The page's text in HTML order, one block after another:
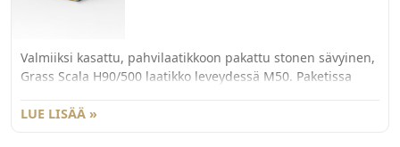
Valmiiksi kasattu, pahvilaatikkoon pakattu stonen sävyinen,
Grass Scala H90/500 laatikko leveydessä M50. Paketissa
käpytapilla.
LUE LISÄÄ »